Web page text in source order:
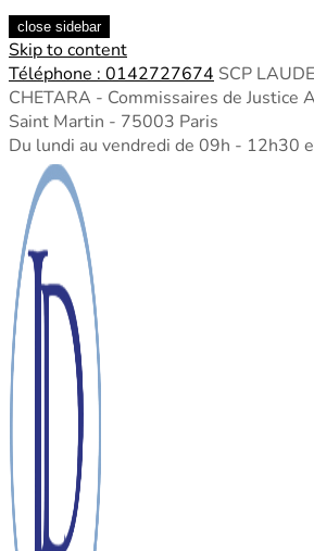
close sidebar
Skip to content
Téléphone : 0142727674 SCP
CHETARA - Commissaires de Justice
Saint Martin - 75003 Paris
Du lundi au vendredi de 09h - 12h30